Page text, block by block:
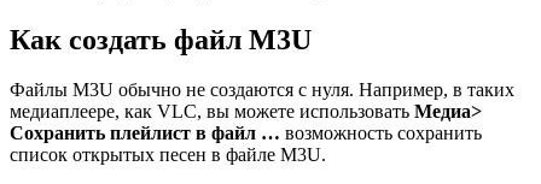
Как создать файл M3U
Файлы M3U обычно не создаются с нуля. Например, в таких
медиаплеере, как VLC, вы можете использовать Медиа>
Сохранить плейлист в файл … возможность сохранить
список открытых песен в файле M3U.